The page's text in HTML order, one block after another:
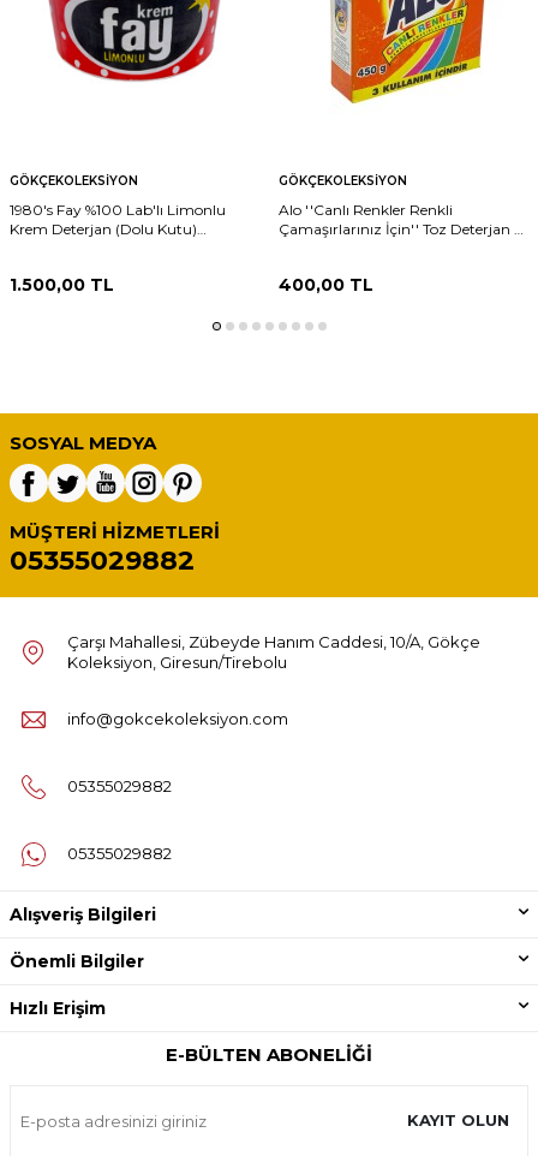
GÖKÇEKOLEKSIYON
1980's Fay %100 Lab'lı Limonlu
Krem Deterjan (Dolu Kutu)
1.500,00 TL
GÖKÇEKOLEKSIYON
Alo ''Canlı Renkler Renkli
Çamaşırlarınız İçin'' Toz Deterjan -
400,00TL
SOSYAL MEDYA
MÜŞTERI HIZMETLERI
05355029882
Çarşı Mahallesi, Zübeyde Hanım Caddesi, 10/A, Gökçe
Koleksiyon, Giresun/Tirebolu
info@gokcekoleksiyon.com
05355029882
05355029882
Alışveriş Bilgileri
Önemli Bilgiler
Hızlı Erişim
E-BÜLTEN ABONELIĞI
KAYIT OLUN